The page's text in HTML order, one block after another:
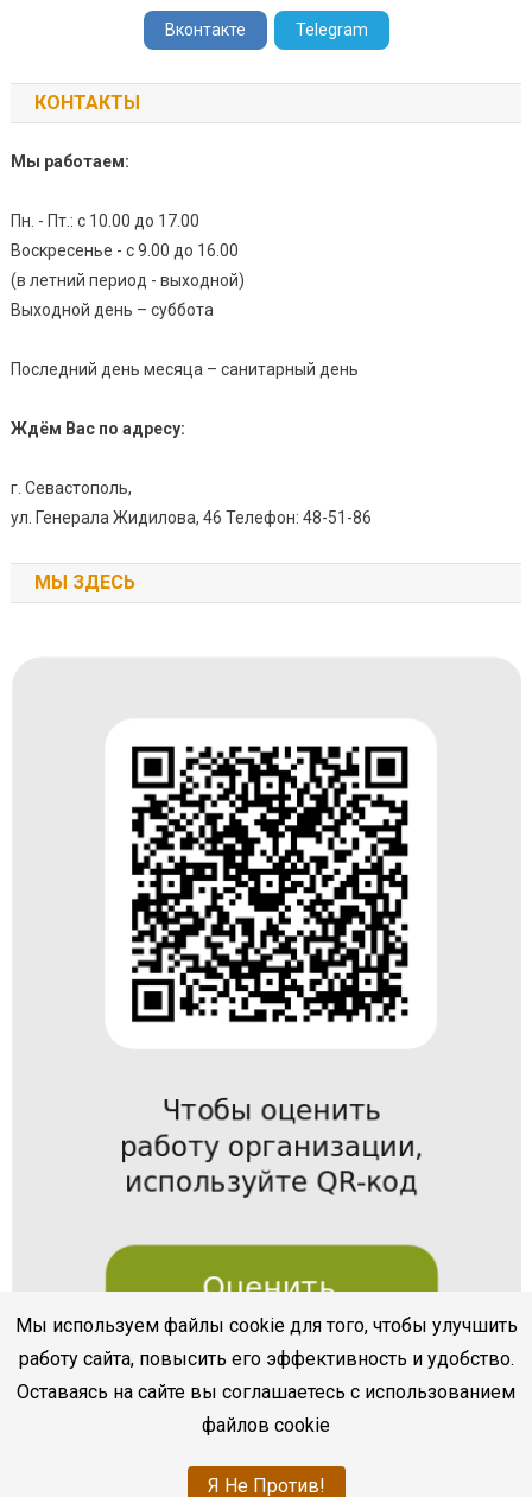
Вконтакте Telegram
КОНТАКТЫ
Мы работаем:
Пн. - Пт.: с 10.00 до 17.00
Воскресенье - с 9.00 до 16.00
(в летний период - выходной)
Выходной день – суббота
Последний день месяца – санитарный день
Ждём Вас по адресу:
г. Севастополь,
ул. Генерала Жидилова, 46 Телефон: 48-51-86
МЫ ЗДЕСЬ
Мы используем файлы cookie для того, чтобы улучшить
работу сайта, повысить его эффективность и удобство.
Оставаясь на сайте вы соглашаетесь с использованием
файлов cookie
Я Не Против!